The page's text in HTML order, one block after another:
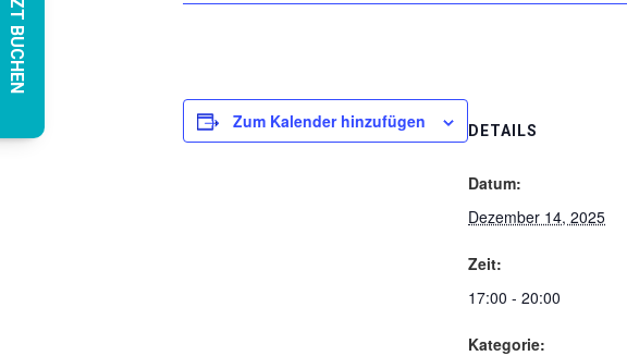
Zum Kalender hinzufügen DETAILS
Datum:
Dezember 14, 2025
Zeit:
17:00 - 20:00
Kategorie:
JETZT BUCHEN